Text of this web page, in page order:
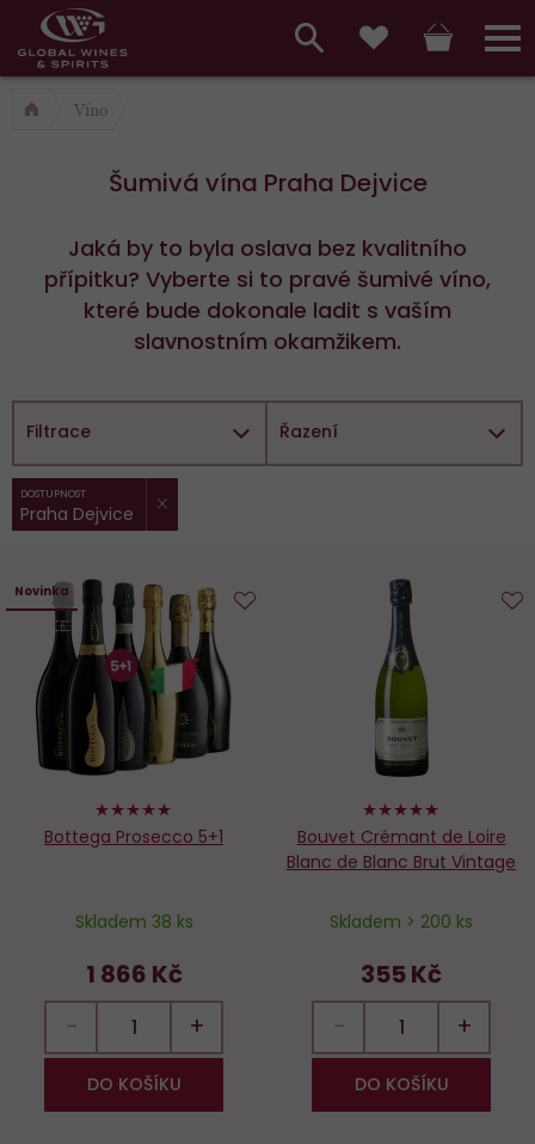
Hlavní
menu,
košík,
vyhledávání,
Víno
Šumivá vína Praha Dejvice
Jaká by to byla oslava bez kvalitního
přípitku? Vyberte si to pravé šumivé víno,
které bude dokonale ladit s vaším
slavnostním okamžikem.
Filtrace
Vybrané
filtry:
DOSTUPNOST
Praha Dejvice
Řazení
Novinka
100%
Bottega Prosecco 5+1
Skladem 38 ks
1 866 Kč
− +
DO KOŠÍKU
100%
Bouvet Crémant de Loire
Blanc de Blanc Brut Vintage
Skladem > 200 ks
355 Kč
− +
DO KOŠÍKU